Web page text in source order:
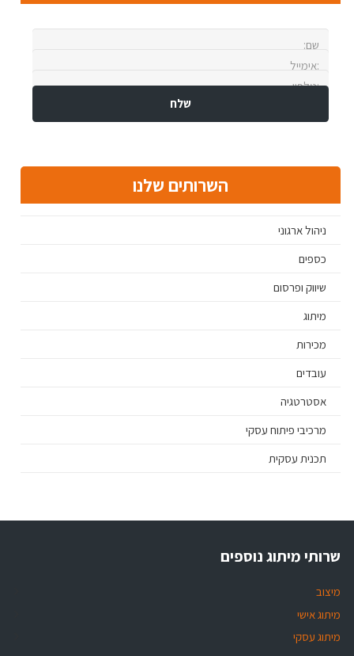
השרותים שלנו
ניהול ארגוני
כספים
שיווק ופרסום
מיתוג
מכירות
עובדים
אסטרטגיה
מרכיבי פיתוח עסקי
תכנית עסקית
שרותי מיתוג נוספים
מיצוב
מיתוג אישי
מיתוג עסקי